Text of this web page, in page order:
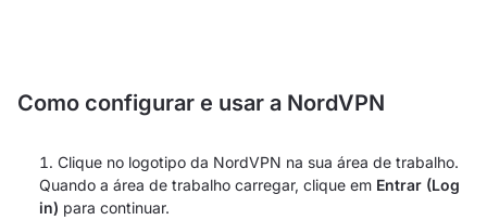
Como configurar e usar a NordVPN
Clique no logotipo da NordVPN na sua área de trabalho.
Quando a área de trabalho carregar, clique em Entrar (Log
in) para continuar.